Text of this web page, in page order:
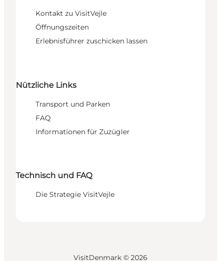
Kontakt zu VisitVejle
Öffnungszeiten
Erlebnisführer zuschicken lassen
Nützliche Links
Transport und Parken
FAQ
Informationen für Zuzügler
Technisch und FAQ
Die Strategie VisitVejle
VisitDenmark © 2026